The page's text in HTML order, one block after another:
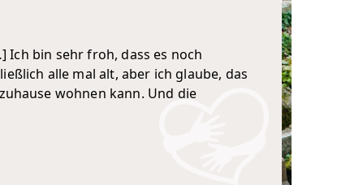
Ich bin sehr froh, dass es noch
alle mal alt, aber ich glaube, das
wohnen kann. Und die